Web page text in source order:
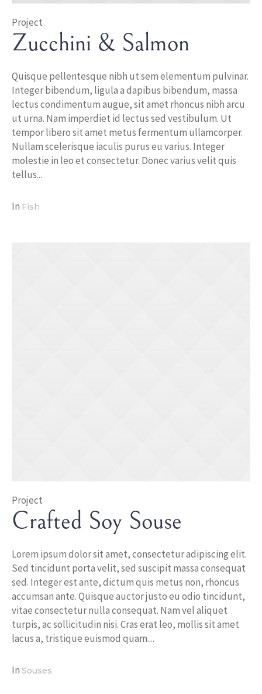
Project
Zucchini & Salmon
Quisque pellentesque nibh ut sem elementum pulvinar.
Integer bibendum, ligula a dapibus bibendum, massa
lectus condimentum augue, sit amet rhoncus nibh arcu
ut urna. Nam imperdiet id lectus sed vestibulum. Ut
tempor libero sit amet metus fermentum ullamcorper.
Nullam scelerisque iaculis purus eu varius. Integer
molestie in leo et consectetur. Donec varius velit quis
tellus...
In Fish
Project
Crafted Soy Souse
Lorem ipsum dolor sit amet, consectetur adipiscing elit.
Sed tincidunt porta velit, sed suscipit massa consequat
sed. Integer est ante, dictum quis metus non, rhoncus
accumsan ante. Quisque auctor justo eu odio tincidunt,
vitae consectetur nulla consequat. Nam vel aliquet
turpis, ac sollicitudin nisi. Cras erat leo, mollis sit amet
lacus a, tristique euismod quam....
In Souses